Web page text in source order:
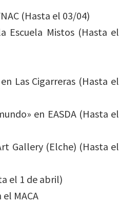
(Hasta el 03/04)
Escuela Mistos (Hasta el
Las Cigarreras (Hasta el
en EASDA (Hasta el
Gallery (Elche) (Hasta el
el 1 de abril)
MACA